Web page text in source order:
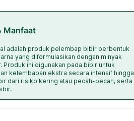
Manfaat
adalah produk pelembap bibir berbentuk
yang diformulasikan dengan minyak
Produk ini digunakan pada bibir untuk
kelembapan ekstra secara intensif hingga
dari risiko kering atau pecah-pecah, serta